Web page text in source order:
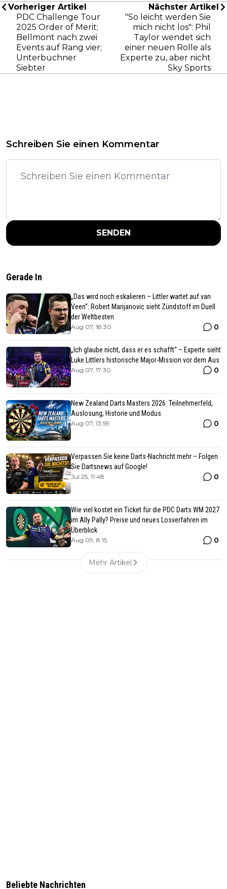
Vorheriger Artikel
PDC Challenge Tour
2025 Order of Merit:
Bellmont nach zwei
Events auf Rang vier;
Unterbuchner
Siebter
Nächster Artikel
"So leicht werden Sie
mich nicht los": Phil
Taylor wendet sich
einer neuen Rolle als
Experte zu, aber nicht
Sky Sports
Schreiben Sie einen Kommentar
SENDEN
Gerade In
„Das wird noch eskalieren – Littler wartet auf van
Veen“: Robert Marijanovic sieht Zündstoff im Duell
der Weltbesten
Aug 07, 18:30 0
„Ich glaube nicht, dass er es schafft“ – Experte sieht
Luke Littlers historische Major-Mission vor dem Aus
Aug 07, 17:30 0
New Zealand Darts Masters 2026: Teilnehmerfeld,
Auslosung, Historie und Modus
Aug 07, 13:59 0
Verpassen Sie keine Darts-Nachricht mehr – Folgen
Sie Dartsnews auf Google!
Jul 25, 11:48 0
Wie viel kostet ein Ticket für die PDC Darts WM 2027
im Ally Pally? Preise und neues Losverfahren im
Überblick
Aug 09, 8:15 0
Mehr Artikel
Beliebte Nachrichten